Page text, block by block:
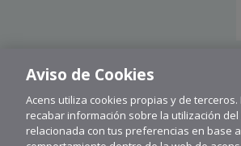
Aviso de Cookies
Acens utiliza cookies propias y de
recabar información sobre la utilización
relacionada con tus preferencias en base